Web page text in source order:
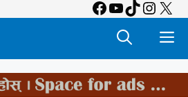
Facebook
YouTube
TikTok
X